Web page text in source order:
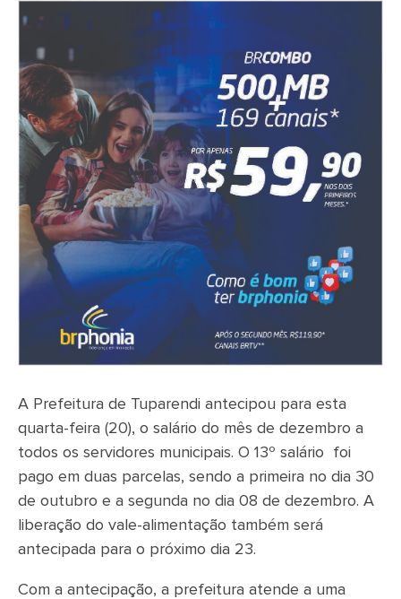
A Prefeitura de Tuparendi antecipou para esta
quarta-feira (20), o salário do mês de dezembro a
todos os servidores municipais. O 13º salário foi
pago em duas parcelas, sendo a primeira no dia 30
de outubro e a segunda no dia 08 de dezembro. A
liberação do vale-alimentação também será
antecipada para o próximo dia 23.
Com a antecipação, a prefeitura atende a uma